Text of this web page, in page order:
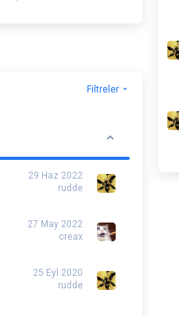
Filtreler
29 Haz 2022
rudde
27 May 2022
creax
25 Eyl 2020
rudde